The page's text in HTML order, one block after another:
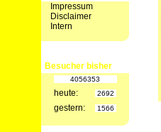
Impressum
Disclaimer
Intern
Besucher bisher
4056353
heute: 2692
gestern: 1566